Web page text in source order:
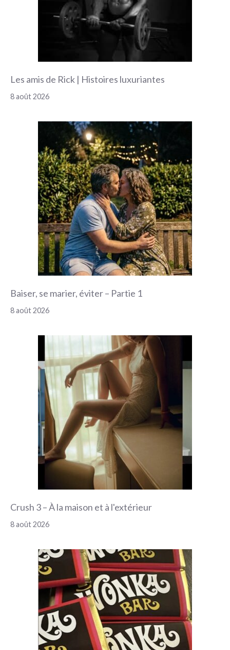
Les amis de Rick | Histoires luxuriantes
8 août 2026
Baiser, se marier, éviter – Partie 1
8 août 2026
Crush 3 – À la maison et à l'extérieur
8 août 2026